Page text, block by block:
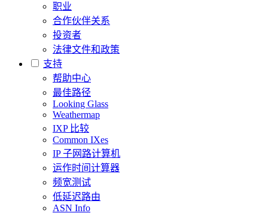
职业
合作伙伴关系
投资者
法律文件和政策
支持
帮助中心
最佳路径
Looking Glass
Weathermap
IXP 比较
Common IXes
IP 子网路计算机
运作时间计算器
频宽测试
低延迟路由
ASN Info